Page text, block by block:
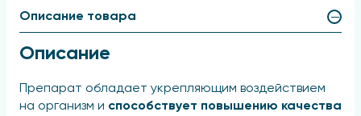
Описание товара
Описание
Препарат обладает укрепляющим воздействием
на организм и способствует повышению качества